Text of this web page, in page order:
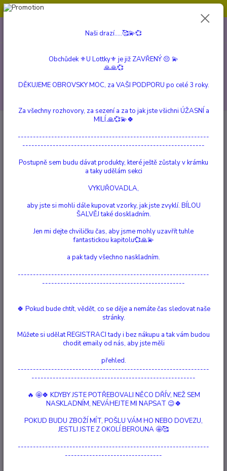
CZK
Flor de Muerte
Flor de Muerte
Novinka
Flor de Muerte Ručně malované detaily, splývavé šedé vlasy a šedé
květinové akcenty, které vytvářejí fascinující kouřový efekt, zatímco z
designu proudí vonný kužel. Splývavé šedé vlasy a květinové akcenty
fascinující scéna. ...celý popis
Dostupnost Skladem 1 ks
685 Kč/ks
Přidat do košíku
70015
Hlídat cenu / dostupnost
Naši drazí.....🥰💫💞
Obchůdek ⚜️U Lottky⚜️ je již ZAVŘENÝ 😔 💫
🙏🙏💞
DĚKUJEME OBROVSKY MOC, za VAŠI PODPORU po celé 3 roky.
Za všechny rozhovory, za sezení a za to jak jste všichni ÚŽASNÍ a
MILÍ.🙏💞💫🍀
---------------------------------------------------------------
------------------------------------------------------------
Postupně sem budu dávat produkty, které ještě zůstaly v krámku
a taky udělám sekci
VYKUŘOVADLA,
aby jste si mohli dále kupovat vzorky, jak jste zvyklí. BÍLOU
ŠALVĚJ také doskladním.
Jen mi dejte chviličku čas, aby jsme mohly uzavřít tuhle
fantastickou kapitolu💞🙏💫
a pak tady všechno naskladním.
---------------------------------------------------------------
-----------------------------------------------
🍀 Pokud bude chtít, vědět, co se děje a nemáte čas sledovat naše
stránky.
Můžete si udělat REGISTRACI tady i bez nákupu a tak vám budou
chodit emaily od nás, aby jste měli
přehled.
---------------------------------------------------------------
------------------------------------------------------
🔥 🤩🍀 KDYBY JSTE POTŘEBOVALI NĚCO DŘÍV, NEŽ SEM
NASKLADNÍM, NEVÁHEJTE MI NAPSAT 😉🍀
POKUD BUDU ZBOŽÍ MÍT, POŠLU VÁM HO NEBO DOVEZU,
JESTLI JSTE Z OKOLÍ BEROUNA 🤩🥰
---------------------------------------------------------------
--------------------------------